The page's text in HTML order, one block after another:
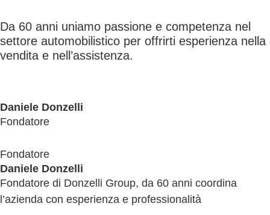
Da 60 anni uniamo passione e competenza nel
settore automobilistico per offrirti esperienza nella
vendita e nell’assistenza.
Daniele Donzelli
Fondatore
Fondatore
Daniele Donzelli
Fondatore di Donzelli Group, da 60 anni coordina
l’azienda con esperienza e professionalità